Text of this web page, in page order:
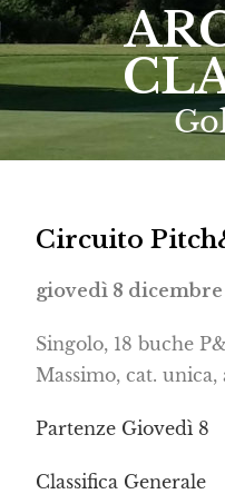
Circuito
giovedì 8 dicembre
Singolo, 18 buche
Massimo, cat.
Partenze Giovedì 8
Classifica Generale